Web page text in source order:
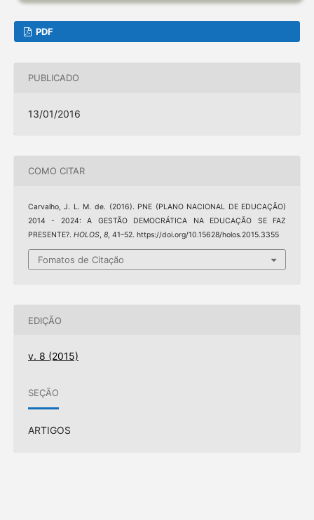
PDF
PUBLICADO
13/01/2016
COMO CITAR
Carvalho, J. L. M. de. (2016). PNE (PLANO NACIONAL DE EDUCAÇÃO)
2014 - 2024: A GESTÃO DEMOCRÁTICA NA EDUCAÇÃO SE FAZ
PRESENTE?. HOLOS, 8, 41–52. https://doi.org/10.15628/holos.2015.3355
Fomatos de Citação
EDIÇÃO
v. 8 (2015)
SEÇÃO
ARTIGOS